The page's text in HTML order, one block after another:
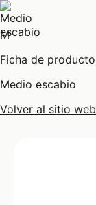
M
Ficha de producto
Medio escabio
Volver al sitio web